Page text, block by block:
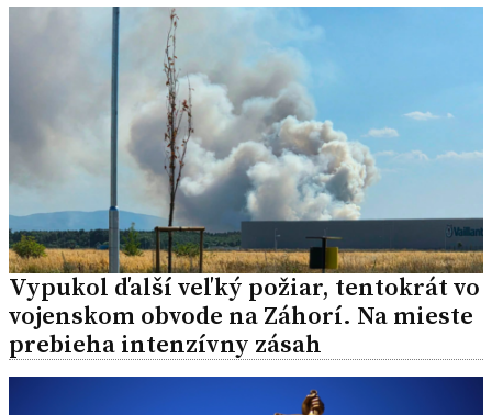
Vypukol ďalší veľký požiar, tentokrát vo
vojenskom obvode na Záhorí. Na mieste
prebieha intenzívny zásah